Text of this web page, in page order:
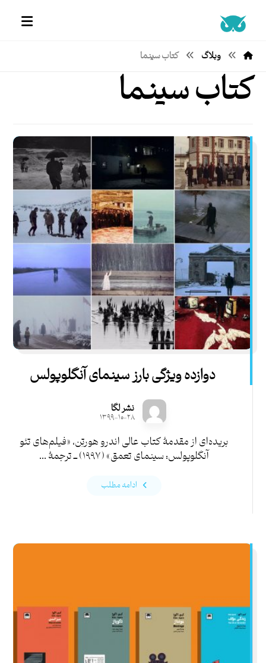
وبلاگ کتاب سینما
کتاب سینما
دوازده ویژگی بارز سینمای آنگلوپولس
نشر لگا
۱۳۹۹-۱۰-۲۸
بریده‌ای از مقدمۀ کتاب عالی اندرو هورتِن، «فیلم‌های تئو
آنگلوپولس: سینمای تعمق» (۱۹۹۷) ــ ترجمۀ ...
ادامه مطلب